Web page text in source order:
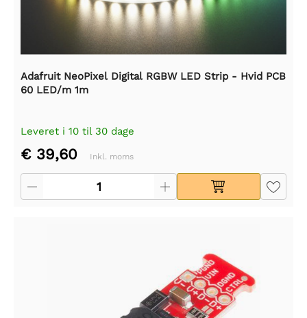
Adafruit NeoPixel Digital RGBW LED Strip - Hvid PCB
60 LED/m 1m
Leveret i 10 til 30 dage
€ 39,60 Inkl. moms